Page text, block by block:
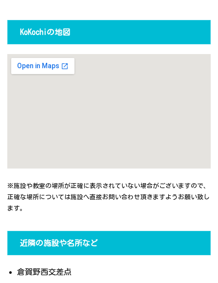
KoKochiの地図
※施設や教室の場所が正確に表示されていない場合がございますので、
正確な場所については施設へ直接お問い合わせ頂きますようお願い致し
ます。
近隣の施設や名所など
倉賀野西交差点